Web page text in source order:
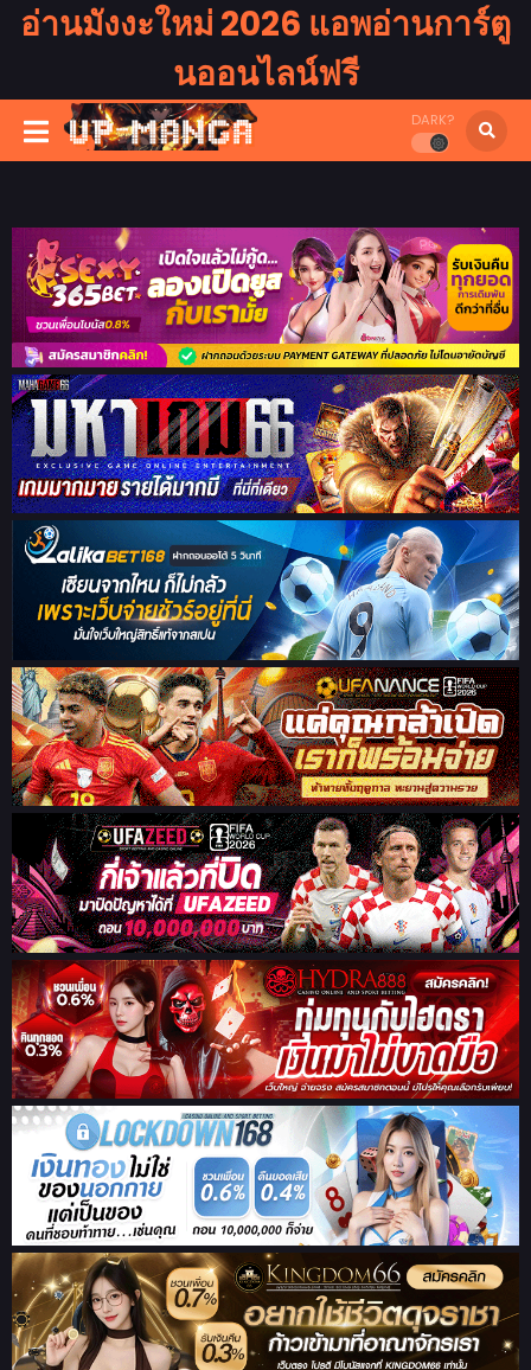
อ่านมังงะใหม่ 2026 แอพอ่านการ์ตู
นออนไลน์ฟรี
DARK?